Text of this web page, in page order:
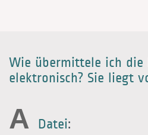
Wie übermittele ich die
elektronisch? Sie liegt
A Datei: